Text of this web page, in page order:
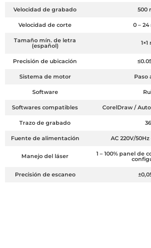
Velocidad de grabado 500
Velocidad de corte 0 –
Tamaño mín. de letra
(español)
Precisión de ubicación
Sistema de motor Paso
Software
Softwares compatibles CorelDraw /
Trazo de grabado
Fuente de alimentación AC 220V/50Hz
Manejo del láser 1 – 100% panel de
Precisión de escaneo